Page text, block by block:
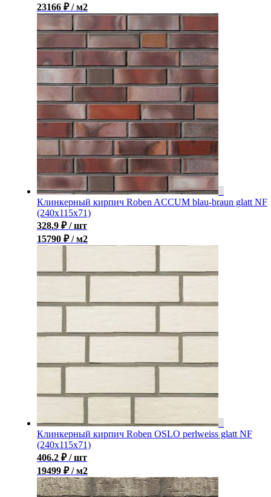
23166 ₽ / м2
Клинкерный кирпич Roben ACCUM blau-braun glatt NF
(240х115х71)
328.9 ₽ / шт
15790 ₽ / м2
Клинкерный кирпич Roben OSLO perlweiss glatt NF
(240x115x71)
406.2 ₽ / шт
19499 ₽ / м2